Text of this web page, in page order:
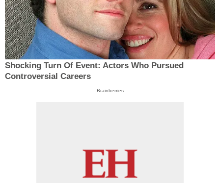
Shocking Turn Of Event: Actors Who Pursued
Controversial Careers
Brainberries